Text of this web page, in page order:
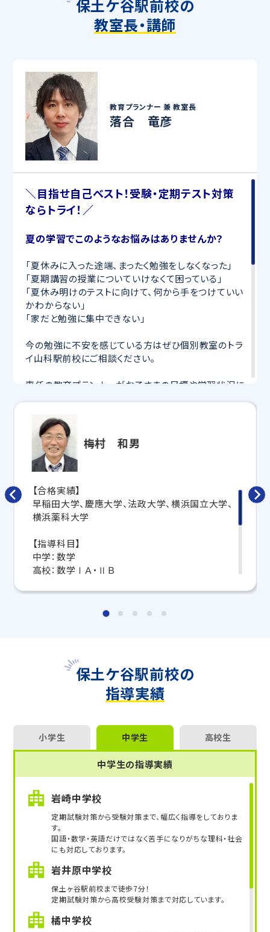
保土ケ谷駅前校の
教室長・講師
教育プランナー 兼教室長
落合 竜彦
＼目指せ自己ベスト！受験・定期テスト対策
ならトライ！／
夏の学習でこのようなお悩みはありませんか？
「夏休みに入った途端、まったく勉強をしなくなった」
「夏期講習の授業についていけなくて困っている」
「夏休み明けのテストに向けて、何から手をつけていい
かわからない」
「家だと勉強に集中できない」
今の勉強に不安を感じている方はぜひ個別教室のトラ
イ山科駅前校にご相談ください。
専任の教育プランナーがお子さまの目標や学習状況に
寧に教えてくれるから、効率良く成績アップを目指せま
す！
さらに、授業日以外も利用できる
要科目の対策ができる
します。
トライで一緒に、今までで一番成長できる夏にしよ
マンツーマンの無料体験授業、学習相談、教室見学は
いつでも受付中です。
こちら
教室長兼教育プランナー 落合 竜彦
梅村 和男
【合格実績】
早稲田大学、慶應大学、法政大学、横浜国立大学、
横浜薬科大学
【指導科目】
中学：数学
高校：数学ⅠＡ・ⅡＢ
【メッセージ】
保土ヶ谷駅前校 講師の梅村と申します。
徒さんを励ましていくことをモットーとしています。
保土ヶ谷駅前校で一緒に頑張りましょう！
保土ケ谷駅前校の
指導実績
小学生 中学生 高校生
中学生の指導実績
岩崎中学校
定期試験対策から受験対策まで、幅広く指導をしておりま
す。
国語・数学・英語だけではなく苦手になりがちな理科・社会
にも対応しております。
岩井原中学校
保土ヶ谷駅前校まで徒歩7分！
定期試験対策から高校受験対策まで対応しています。
橘中学校